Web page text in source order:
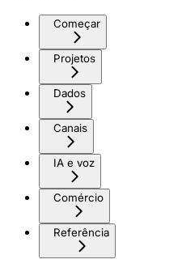
Começar
Projetos
Dados
Canais
IA e voz
Comércio
Referência